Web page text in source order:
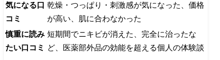
気になる口
コミ
乾燥・つっぱり・刺激感が気になった、価格
が高い、肌に合わなかった
慎重に読み
たい口コミ
短期間でニキビが消えた、完全に治ったな
ど、医薬部外品の効能を超える個人の体験談